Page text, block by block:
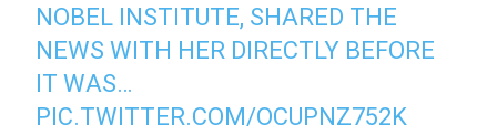
NOBEL INSTITUTE, SHARED THE
NEWS WITH HER DIRECTLY BEFORE
IT WAS…
PIC.TWITTER.COM/OCUPNZ752K